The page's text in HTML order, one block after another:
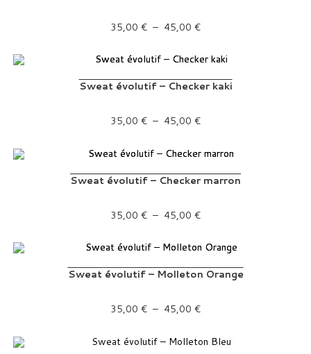
35,00 € – 45,00 €Plage de prix : 35,00 € à 45,00 €
Sweat évolutif – Checker kaki
35,00 € – 45,00 €Plage de prix : 35,00 € à 45,00 €
Sweat évolutif – Checker marron
35,00 € – 45,00 €Plage de prix : 35,00 € à 45,00 €
Sweat évolutif – Molleton Orange
35,00 € – 45,00 €Plage de prix : 35,00 € à 45,00 €